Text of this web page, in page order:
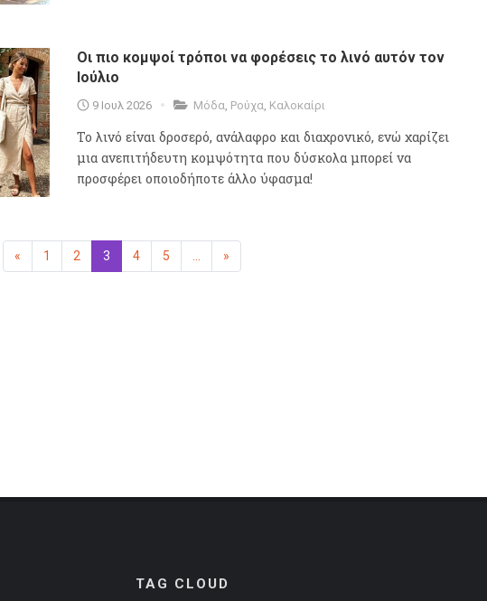
Οι πιο κομψοί τρόποι να φορέσεις το λινό αυτόν τον
Ιούλιο
9 Ιουλ 2026 Μόδα Ρούχα Καλοκαίρι
Το λινό είναι δροσερό, ανάλαφρο και διαχρονικό, ενώ χαρίζει
μια ανεπιτήδευτη κομψότητα που δύσκολα μπορεί να
προσφέρει οποιοδήποτε άλλο ύφασμα!
« Προηγούμενη
1 2 3 (επιλεγμένη)
4 5 ... »
TAG CLOUD